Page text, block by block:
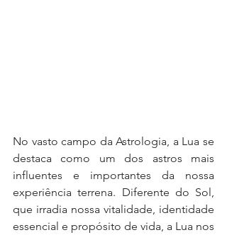
No vasto campo da Astrologia, a Lua se
destaca como um dos astros mais
influentes e importantes da nossa
experiência terrena. Diferente do Sol,
que irradia nossa vitalidade, identidade
essencial e propósito de vida, a Lua nos